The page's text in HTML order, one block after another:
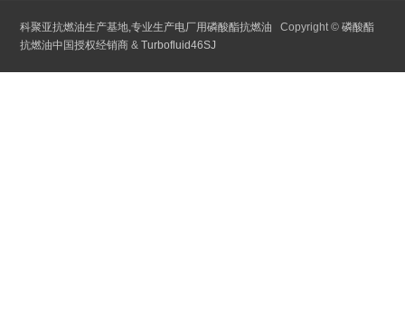
科聚亚抗燃油生产基地,专业生产电厂用磷酸酯抗燃油 Copyright ©磷酸酯
抗燃油中国授权经销商 &Turbofluid46SJ